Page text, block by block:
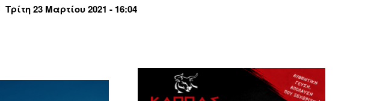
Τρίτη 23 Μαρτίου 2021 - 16:04